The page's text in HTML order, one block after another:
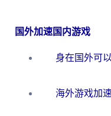
国外加速国内游戏